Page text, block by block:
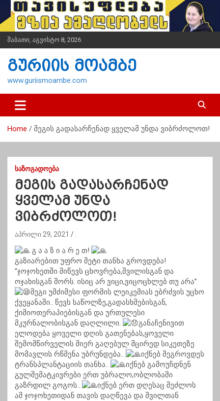
i
t
n
შაბათი, აგვისტო 8, 2026
გურიის მოამბე
www.guriismoambe.com
Home მეგის გადასარჩენად ყველამ უნდა ვიბრძოლოთ!
ᲡᲐᲖᲝᲒᲐᲓᲝᲔᲑᲐ
მეგის გადასარჩენად
ყველამ უნდა
ვიბრძოლოთ!
აპრილი 29, 2021
გ ა ა ზ ი ა რ ე თ!
გაზიარებით უფრო მეტი თანხა გროვდება!
“ჯოჯოხეთში მიწევს ცხოვრება,შვილისგან და
ოჯახისგან შორს. ისიც არ ვიცი,ვიცოცხლებ თუ არა”
მეგი უმძიმესი ფორმის ლეიკემიას ებრძვის უცხო
ქვეყანაში.. წევს საწოლზე,გადასხმებისგან,
ქიმიოთერაპიებისგან და ურთულესი
მკურნალობისგან დაღლილი.
განაჩენივით
ელოდება ყოველი დღის გათენებას,ყოველი
შემომწირველის მიერ გაღებულ მცირედ სიკეთეზე
მომავლის რწმენა უბრუნდება..
იქნებ შეგროვდეს
ტრანსპლანტაციის თანხა..
იქნებ გამოუჩდნენ
გულშემატკივრები ერთ უბრალო,ობლობაში
გაზრდილ გოგოს..
იქნებ ერთ დღესაც შეძლოს
ამ ჯოჯოხეთიდან თავის დაღწევა და შვილთან